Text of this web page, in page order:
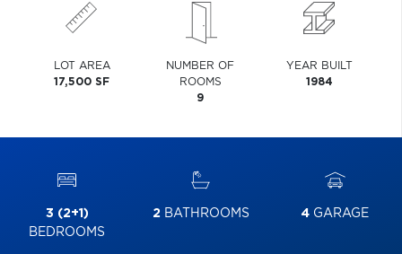
LOT AREA
17,500 SF
NUMBER OF
ROOMS
9
YEAR BUILT
1984
3 (2+1)
BEDROOMS
2BATHROOMS 4 GARAGE